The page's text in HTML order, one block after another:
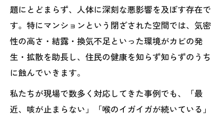
題にとどまらず、人体に深刻な悪影響を及ぼす存在で
す。特にマンションという閉ざされた空間では、気密
性の高さ・結露・換気不足といった環境がカビの発
生・拡散を助長し、住民の健康を知らず知らずのうち
に蝕んでいきます。
私たちが現場で数多く対応してきた事例でも、「最
近、咳が止まらない」「喉のイガイガが続いている」